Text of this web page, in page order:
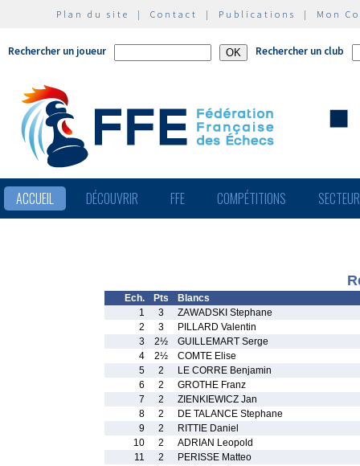
Plan du site | Contact | Publications | Mon
Rechercher un joueur Rechercher un club
ACCUEIL DÉCOUVRIR FFE COMPÉTITIONS
Ech. Pts
Blancs
1
3
ZAWADSKI Stephane
2
3
PILLARD Valentin
3
2½
GUILLEMART Serge
4
2½
COMTE Elise
5
2
LE CORRE Benjamin
6
2
GROTHE Franz
7
2
ZIENKIEWICZ Jan
8
2
DE TALANCE Stephane
9
2
RITTIE Daniel
10
2
ADRIAN Leopold
11
2
PERISSE Matteo